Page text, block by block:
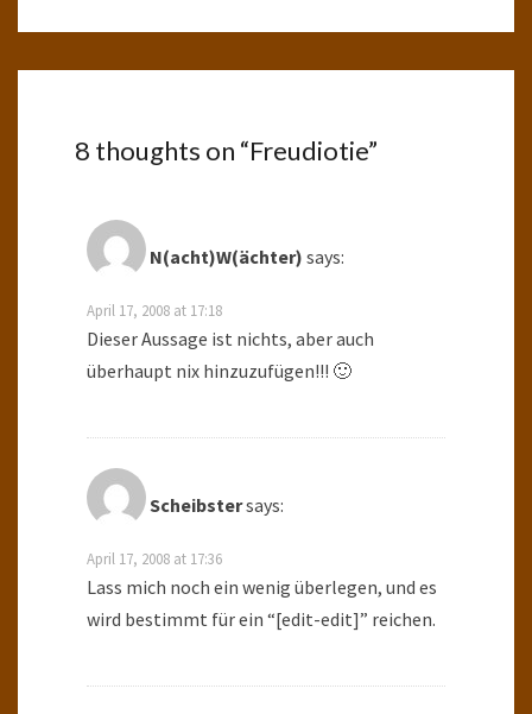
8 thoughts on “Freudiotie”
N(acht)W(ächter) says:
April 17, 2008 at 17:18
Dieser Aussage ist nichts, aber auch
überhaupt nix hinzuzufügen!!! 🙂
Scheibstersays:
April 17, 2008 at 17:36
Lass mich noch ein wenig überlegen, und es
wird bestimmt für ein “[edit-edit]” reichen.